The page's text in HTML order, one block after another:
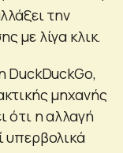
την
με λίγα κλικ.
DuckDuckGo,
μηχανής
ότι η αλλαγή
υπερβολικά